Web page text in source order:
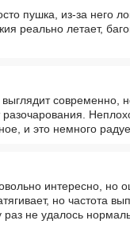
пушка, из-за него
реально летает,
современно,
и это немного
интересно, но
но частота
не удалось